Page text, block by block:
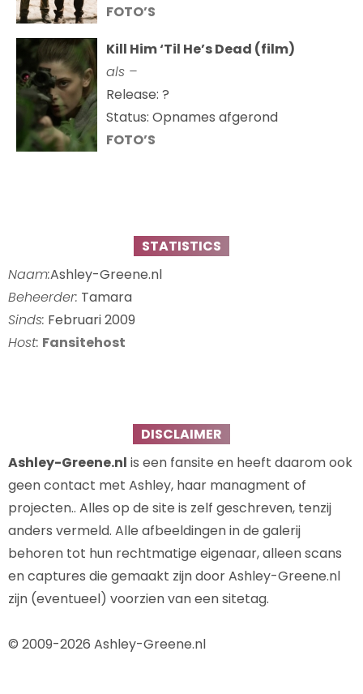
FOTO’S
Kill Him ‘Til He’s Dead (film)
als –
Release: ?
Status: Opnames afgerond
FOTO’S
STATISTICS
Naam:Ashley-Greene.nl
Beheerder: Tamara
Sinds: Februari 2009
Host: Fansitehost
DISCLAIMER
Ashley-Greene.nl is een fansite en heeft daarom ook
geen contact met Ashley, haar managment of
projecten.. Alles op de site is zelf geschreven, tenzij
anders vermeld. Alle afbeeldingen in de galerij
behoren tot hun rechtmatige eigenaar, alleen scans
en captures die gemaakt zijn door Ashley-Greene.nl
zijn (eventueel) voorzien van een sitetag.
© 2009-2026 Ashley-Greene.nl